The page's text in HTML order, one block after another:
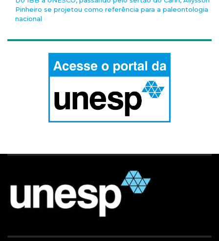
Pinheiro se projetou como referência para a paleontologia
nacional